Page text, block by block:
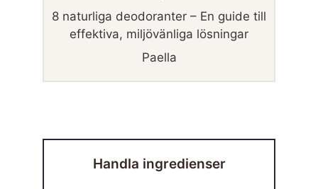
8 naturliga deodoranter – En guide till
effektiva, miljövänliga lösningar
Paella
Handla ingredienser